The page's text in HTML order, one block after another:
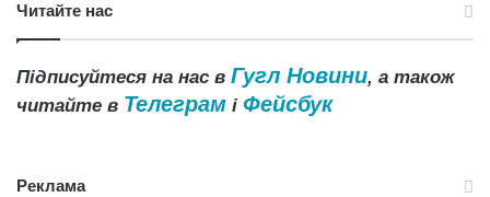
Читайте нас
Підписуйтеся на нас в Гугл Новини, а також
читайте в Телеграм і Фейсбук
Реклама